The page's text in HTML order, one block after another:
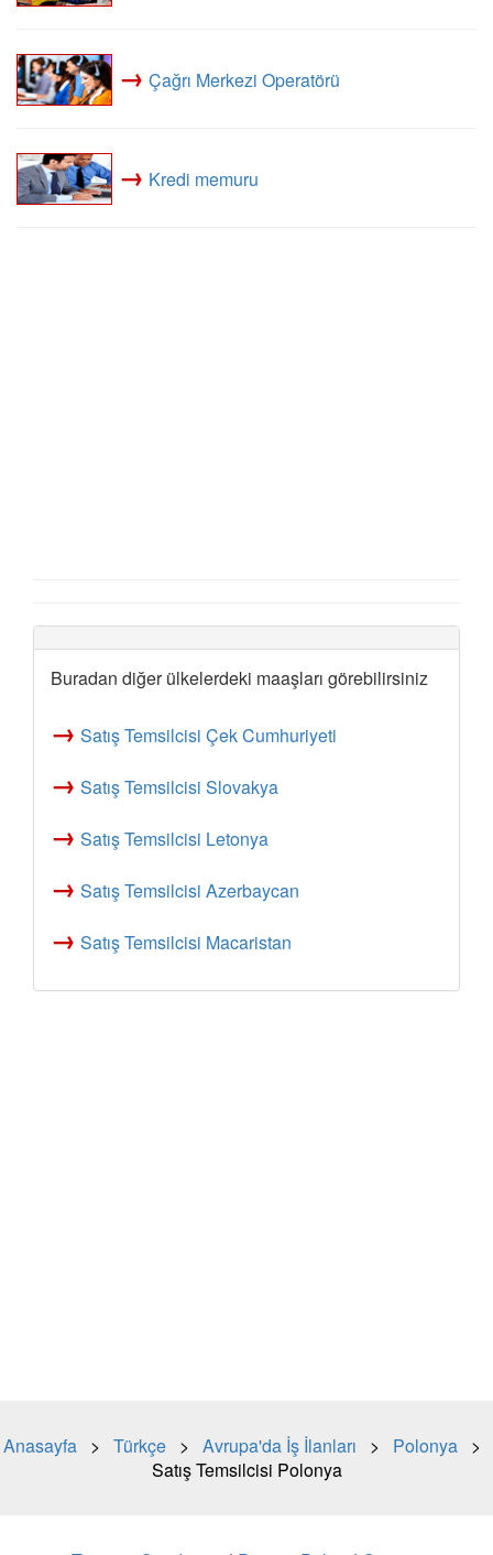
→ Çağrı Merkezi Operatörü
→ Kredi memuru
Buradan diğer ülkelerdeki maaşları görebilirsiniz
→ Satış Temsilcisi Çek Cumhuriyeti
→ Satış Temsilcisi Slovakya
→ Satış Temsilcisi Letonya
→ Satış Temsilcisi Azerbaycan
→ Satış Temsilcisi Macaristan
Anasayfa > Türkçe > Avrupa'da İş İlanları > Polonya >
Satış Temsilcisi Polonya